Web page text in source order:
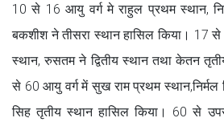
10 से 16 आयु वर्ग मे राहुल प्रथम स्थान,
बकशीश ने तीसरा स्थान हासिल किया। 17 से
स्थान, रुसतम ने द्वितीय स्थान तथा केतन
से 60 आयु वर्ग में सुख राम प्रथम स्थान,निर्मल
सिह तृतीय स्थान हासिल किया। 60 से